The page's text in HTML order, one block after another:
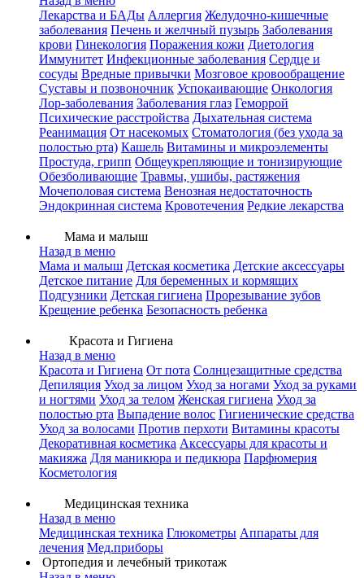
Лекарства и БАДы Аллергия Желудочно-кишечные
заболевания Печень и желчный пузырь Заболевания
крови Гинекология Поражения кожи Диетология
Иммунитет Инфекционные заболевания Сердце и
сосуды Вредные привычки Мозговое кровообращение
Суставы и позвоночник Успокаивающие Онкология
Лор-заболевания Заболевания глаз Геморрой
Психические расстройства Дыхательная система
Реанимация От насекомых Стоматология (без ухода за
полостью рта) Кашель Витамины и микроэлементы
Простуда, грипп Общеукрепляющие и тонизирующие
Обезболивающие Травмы, ушибы, растяжения
Мочеполовая система Венозная недостаточность
Эндокринная система Кровотечения Редкие лекарства
Мама и малыш
Назад в меню
Мама и малыш Детская косметика Детские аксессуары
Детское питание Для беременных и кормящих
Подгузники Детская гигиена Прорезывание зубов
Крещение ребенка Безопасность ребенка
Красота и Гигиена
Назад в меню
Красота и Гигиена От пота Солнцезащитные средства
Депиляция Уход за лицом Уход за ногами Уход за руками
и ногтями Уход за телом Женская гигиена Уход за
полостью рта Выпадение волос Гигиенические средства
Уход за волосами Против перхоти Витамины красоты
Декоративная косметика Аксессуары для красоты и
макияжа Для маникюра и педикюра Парфюмерия
Косметология
Медицинская техника
Назад в меню
Медицинская техника Глюкометры Аппараты для
лечения Мед.приборы
Ортопедия и лечебный трикотаж